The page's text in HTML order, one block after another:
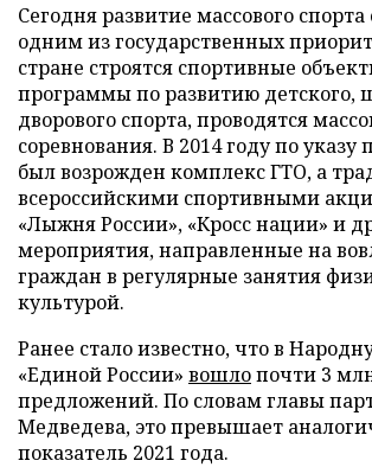
Сегодня развитие массового спорта
одним из государственных
стране строятся спортивные
программы по развитию детского,
дворового спорта, проводятся
соревнования. В 2014 году по указу
был возрожден комплекс ГТО, а
всероссийскими спортивными
«Лыжня России», «Кросс нации» и
мероприятия, направленные на
граждан в регулярные занятия
культурой.
Ранее стало известно, что в
«Единой России» вошлопочти 3
предложений. По словам главы
Медведева, это превышает
показатель 2021 года.